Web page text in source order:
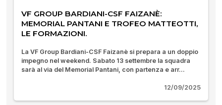
VF GROUP BARDIANI-CSF FAIZANÈ:
MEMORIAL PANTANI E TROFEO MATTEOTTI,
LE FORMAZIONI.
La VF Group Bardiani-CSF Faizanè si prepara a un doppio
impegno nel weekend. Sabato 13 settembre la squadra
sarà al via del Memorial Pantani, con partenza e arr...
12/09/2025